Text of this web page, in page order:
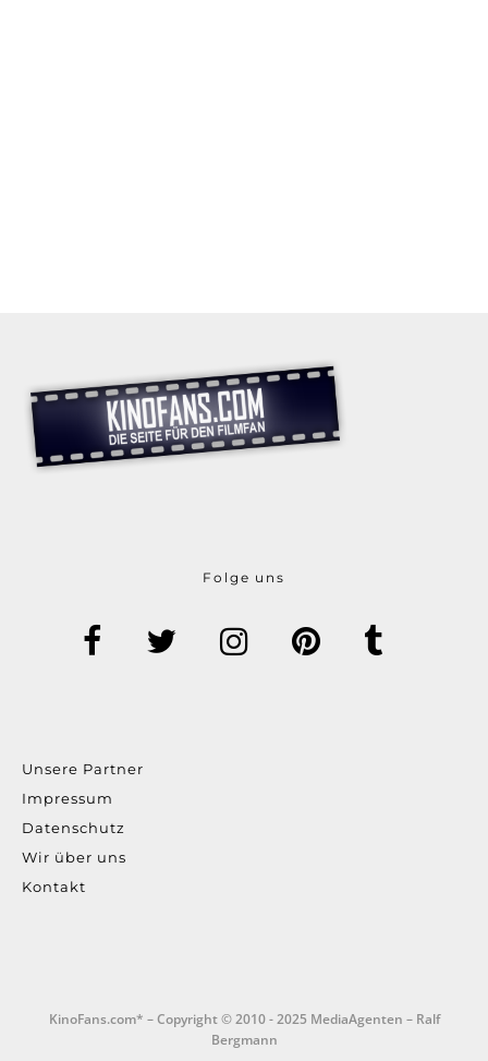
Folge uns
Unsere Partner
Impressum
Datenschutz
Wir über uns
Kontakt
KinoFans.com* – Copyright © 2010 - 2025 MediaAgenten – Ralf
Bergmann